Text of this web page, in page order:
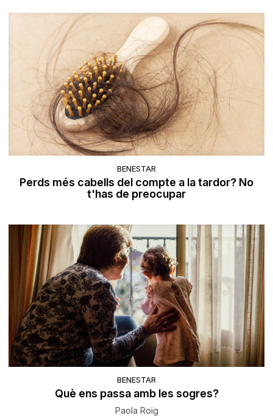
BENESTAR
Perds més cabells del compte a la tardor? No
t'has de preocupar
BENESTAR
Què ens passa amb les sogres?
Paola Roig